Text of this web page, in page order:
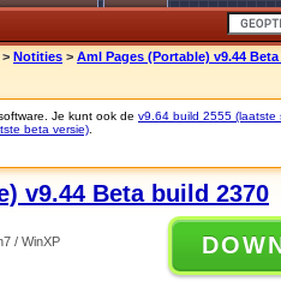
> Notities > Aml Pages (Portable) v9.44
Je kunt ook de v9.64 build 2555 (laatste
beta versie)
v9.44 Beta build 2370
/ WinXP